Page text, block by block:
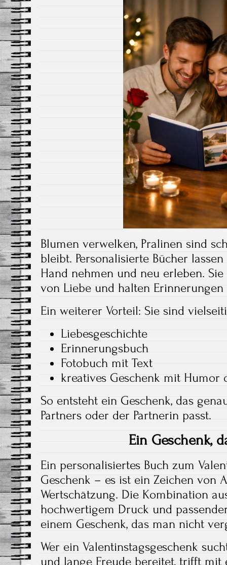
Blumen verwelken, Pralinen sind
bleibt. Personalisierte Bücher
Hand nehmen und neu erleben.
von Liebe und halten Erinnerungen
Ein weiterer Vorteil: Sie sind
Liebesgeschichte
Erinnerungsbuch
Fotobuch mit Text
kreatives Geschenk mit Humor
So entsteht ein Geschenk, das
Partners oder der Partnerin passt.
Ein Geschenk,
Ein personalisiertes Buch zum
Geschenk – es ist ein Zeichen von
Wertschätzung. Die Kombination
hochwertigem Druck und
einem Geschenk, das man nicht
Wer ein Valentinstagsgeschenk
und lange Freude bereitet, trifft mit